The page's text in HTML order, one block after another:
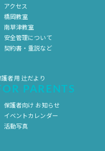
アクセス
橋岡教室
南草津教室
安全管理について
契約書・重説など
護者用 辻だより
PARENTS
保護者向け お知らせ
イベントカレンダー
活動写真